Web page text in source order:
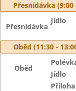
Přesnídávka (9:00
Přesnídávka
Jídlo
Oběd (11:30 -
Oběd
Jídlo
Příloha